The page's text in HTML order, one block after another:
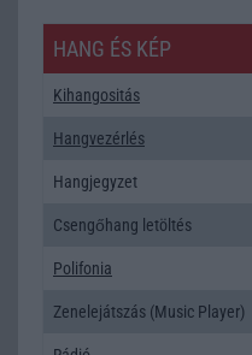
HANG ÉS KÉP
Kihangositás
Hangvezérlés
Hangjegyzet
Csengőhang letöltés
Polifonia
Zenelejátszás (Music Player)